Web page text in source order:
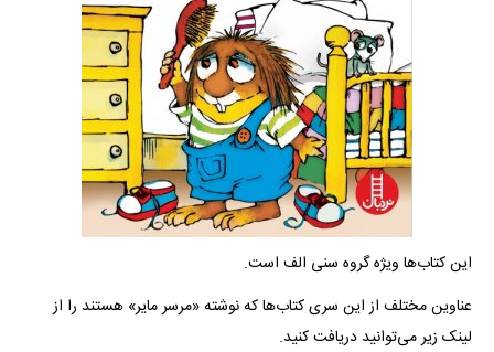
این کتاب‌ها ویژه گروه سنی الف است.
عناوین مختلف از این سری کتاب‌ها که نوشته «مرسر مایر» هستند را از
لینک زیر می‌توانید دریافت کنید.